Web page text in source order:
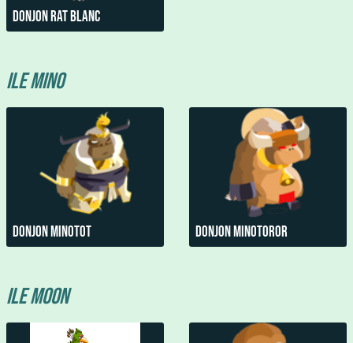
Donjon Rat Blanc
Ile Mino
Donjon Minotot Donjon Minotoror
Ile Moon